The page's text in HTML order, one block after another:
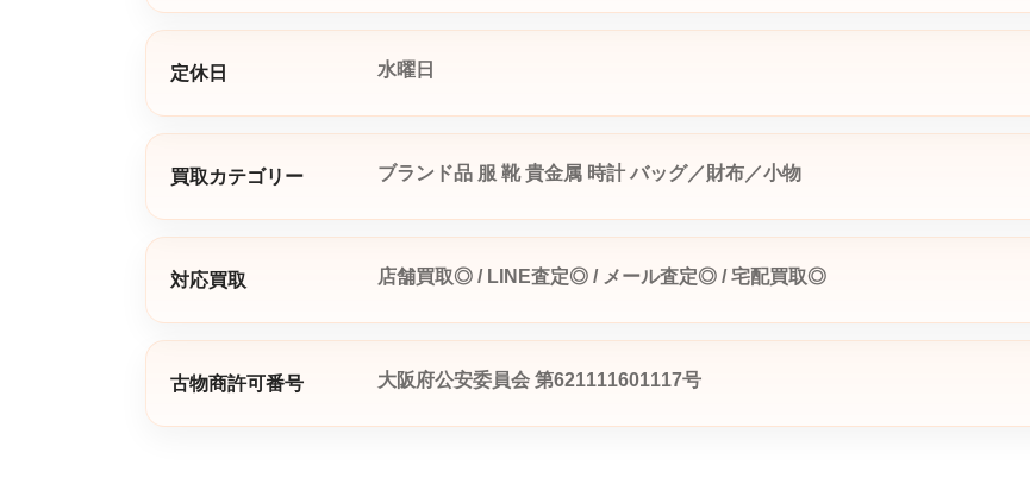
定休日 水曜日
買取カテゴリー ブランド品 服 靴 貴金属 時計 バッグ／財布／小物
対応買取 店舗買取◎ / LINE査定◎ / メール査定◎ / 宅配買取◎
古物商許可番号 大阪府公安委員会 第621111601117号